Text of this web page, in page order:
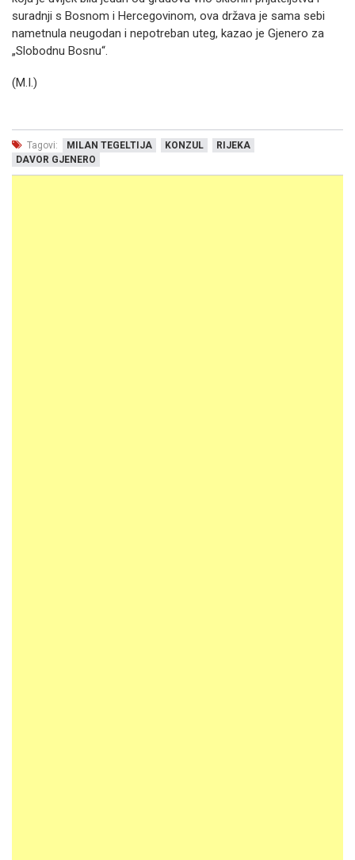
suradnji s Bosnom i Hercegovinom, ova država je sama sebi
nametnula neugodan i nepotreban uteg, kazao je Gjenero za
„Slobodnu Bosnu“.
(M.I.)
Tagovi: MILAN TEGELTIJA KONZUL
RIJEKA
DAVOR GJENERO